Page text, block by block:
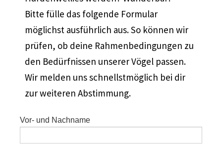
Bitte fülle das folgende Formular
möglichst ausführlich aus. So können wir
prüfen, ob deine Rahmenbedingungen zu
den Bedürfnissen unserer Vögel passen.
Wir melden uns schnellstmöglich bei dir
zur weiteren Abstimmung.
Vor- und Nachname